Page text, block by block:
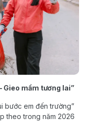
Gieo mầm tương lai”
bước em đến trường”
theo trong năm 2026